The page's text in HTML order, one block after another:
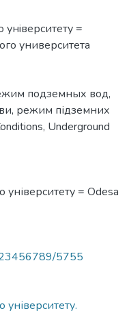
=
университета
подземных вод,
, режим підземних
, Underground
університету = Odesa
5755
університету.